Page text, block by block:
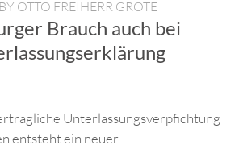
BY OTTO FREIHERR GROTE
Brauch auch bei
Unterlassungsverpfichtung
entsteht ein neuer